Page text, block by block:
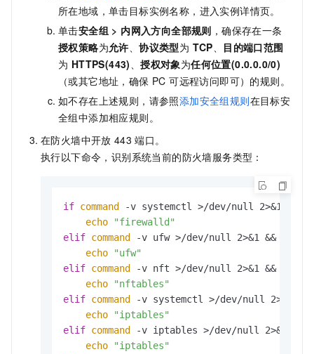
所在地域，单击目标实例名称，进入实例详情页。
单击安全组 > 内网入方向全部规则 ，确保存在一条
授权策略为允许 、协议类型为 TCP
目的端口范围
为 HTTPS(443) 、授权对象为任何位置(0.0.0.0/0)
（或其它地址，确保 PC 可远程访问即可）的规则。
如不存在上述规则，请参照添加安全组规则在目标安
全组中添加相应规则。
在防火墙中开放 443 端口。
执行以下命令，识别系统当前的防火墙服务类型：
if command
-v systemctl >/dev/null 2>&1
echo
"firewalld"
elif command
-v ufw >/dev/null 2>&1 &&
echo
"ufw"
elif command
-v nft >/dev/null 2>&1 &&
echo
"nftables"
elif command
-v systemctl >/dev/null 2>&1
echo
"iptables"
elif command
-v iptables >/dev/null 2>&1
echo
"iptables"